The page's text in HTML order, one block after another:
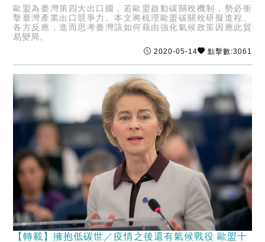
歐盟為臺灣第四大出口國，若歐盟啟動碳關稅機制，勢必衝
擊臺灣產業出口競爭力。本文將梳理歐盟碳關稅研擬進程、
各方反應，進而思考臺灣該如何藉由強化氣候政策因應此貿
易變局。
2020-05-14 點擊數:3061
【轉載】擁抱低碳世／疫情之後還有氣候戰役 歐盟十